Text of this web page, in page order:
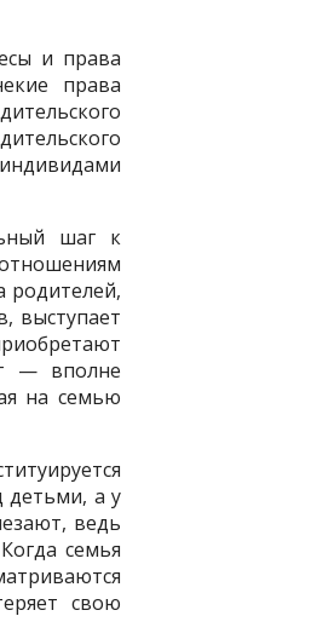
и права
права
шаг к
выступает
— вполне
на семью
детьми, а у
ведь
семья
свою